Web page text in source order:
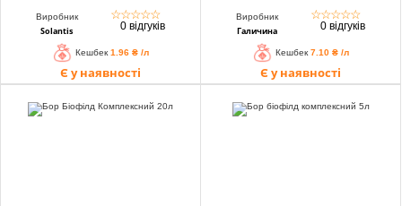
Виробник
Solantis
☆☆☆☆☆
0 відгуків
Кешбек 1.96 ₴ /л
Є у наявності
Виробник
Галичина
☆☆☆☆☆
0 відгуків
Кешбек 7.10 ₴ /л
Є у наявності